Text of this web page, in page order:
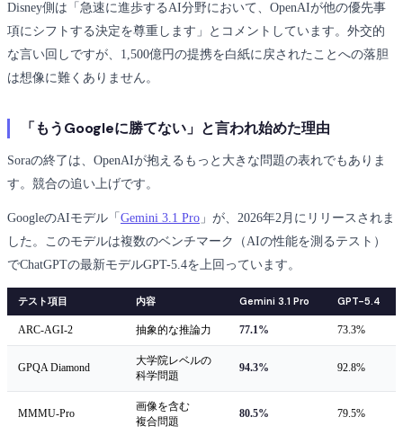
Disney側は「急速に進歩するAI分野において、OpenAIが他の優先事
項にシフトする決定を尊重します」とコメントしています。外交的
な言い回しですが、1,500億円の提携を白紙に戻されたことへの落胆
は想像に難くありません。
「もうGoogleに勝てない」と言われ始めた理由
Soraの終了は、OpenAIが抱えるもっと大きな問題の表れでもありま
す。競合の追い上げです。
GoogleのAIモデル「 Gemini 3.1 Pro 」が、2026年2月にリリースされま
した。このモデルは複数のベンチマーク（AIの性能を測るテスト）
でChatGPTの最新モデルGPT-5.4を上回っています。
テスト項目 内容 Gemini 3.1 Pro GPT-5.4
ARC-AGI-2 抽象的な推論力 77.1% 73.3%
GPQA Diamond
大学院レベルの
科学問題
94.3% 92.8%
MMMU-Pro
画像を含む
複合問題
80.5% 79.5%